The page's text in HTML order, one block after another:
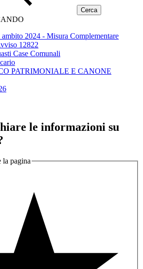
2024 - Misura Complementare
12822
Case Comunali
PATRIMONIALE E CANONE
le informazioni su
la pagina